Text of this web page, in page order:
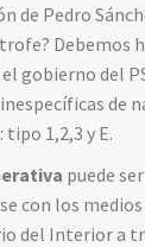
de Pedro
Debemos
gobierno del
de
: tipo 1,2,3 y E.
puede
con los
del Interior a